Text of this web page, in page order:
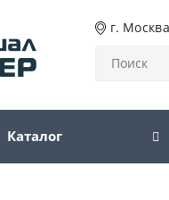
г.
Каталог